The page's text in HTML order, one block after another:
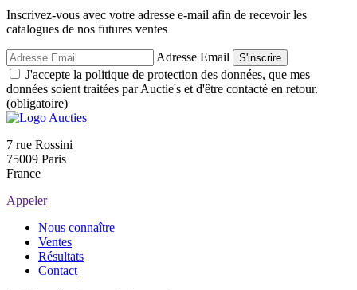
Inscrivez-vous avec votre adresse e-mail afin de recevoir les
catalogues de nos futures ventes
Adresse Email S'inscrire
J'accepte la politique de protection des données, que mes
données soient traitées par Auctie's et d'être contacté en retour.
(obligatoire)
7 rue Rossini
75009 Paris
France
Appeler
Nous connaître
Ventes
Résultats
Contact